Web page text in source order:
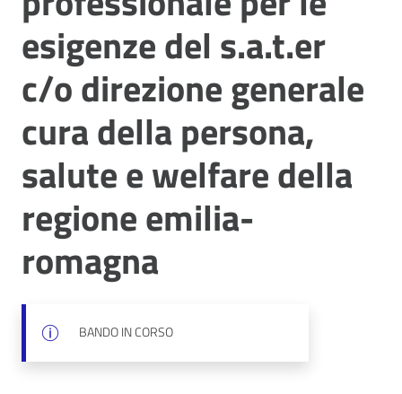
esigenze del s.a.t.er
c/o direzione generale
cura della persona,
salute e welfare della
regione emilia-
romagna
BANDO IN CORSO